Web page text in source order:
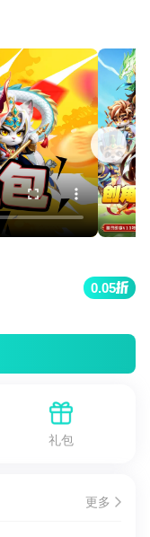
0.05
礼包
更多